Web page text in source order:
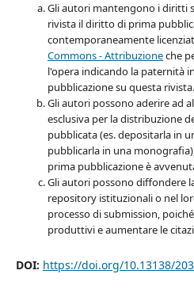
Gli autori mantengono i diritti
rivista il diritto di prima
contemporaneamente
Commons - Attribuzioneche
l'opera indicando la paternità
pubblicazione su questa rivista.
Gli autori possono aderire ad
esclusiva per la distribuzione
pubblicata (es. depositarla in
pubblicarla in una
prima pubblicazione è
Gli autori possono diffondere
repository istituzionali o nel
processo di submission,
produttivi e aumentare le
DOI: https://doi.org/10.13138/